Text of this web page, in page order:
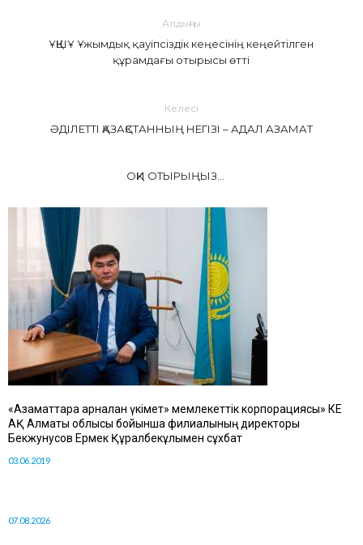
Алдыңғы
ҰҚШҰ Ұжымдық қауіпсіздік кеңесінің кеңейтілген
құрамдағы отырысы өтті
Келесі
ӘДІЛЕТТІ ҚАЗАҚСТАННЫҢ НЕГІЗІ – АДАЛ АЗАМАТ
ОҚИ ОТЫРЫҢЫЗ...
«Азаматтарға арналған үкімет» мемлекеттік корпорациясы» КЕ
АҚ Алматы облысы бойынша филиалының директоры
Бекжунусов Ермек Құралбекұлымен сұхбат
03.06.2019
07.08.2026